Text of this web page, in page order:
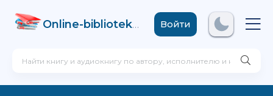
Online-biblioteka .comВойти